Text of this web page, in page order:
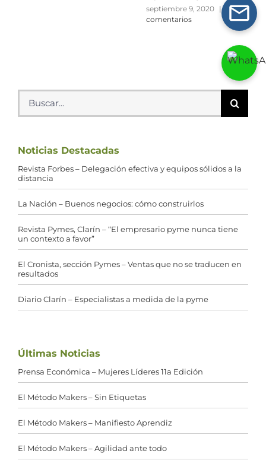
septiembre 9, 2020 |
Sin
comentarios
Buscar:
Noticias Destacadas
Revista Forbes – Delegación efectiva y equipos sólidos a la
distancia
La Nación – Buenos negocios: cómo construirlos
Revista Pymes, Clarín – “El empresario pyme nunca tiene
un contexto a favor”
El Cronista, sección Pymes – Ventas que no se traducen en
resultados
Diario Clarín – Especialistas a medida de la pyme
Últimas Noticias
Prensa Económica – Mujeres Líderes 11a Edición
El Método Makers – Sin Etiquetas
El Método Makers – Manifiesto Aprendiz
El Método Makers – Agilidad ante todo